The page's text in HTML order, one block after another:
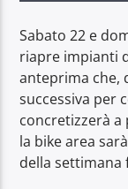
Sabato 22 e
riapre impianti
anteprima che,
successiva per
concretizzerà a
la bike area
della